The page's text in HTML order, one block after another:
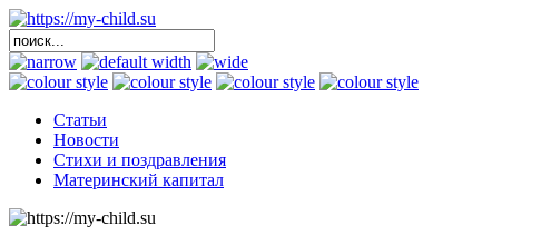
Статьи
Новости
Стихи и поздравления
Материнский капитал